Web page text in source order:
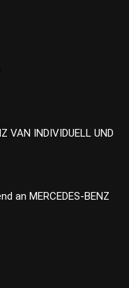
VAN INDIVIDUELL UND
an MERCEDES-BENZ